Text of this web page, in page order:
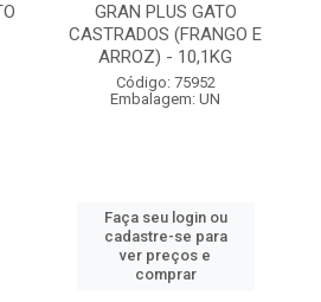
GRAN PLUS GATO
CASTRADOS (FRANGO E
ARROZ) - 10,1KG
Código: 75952
Embalagem: UN
Faça seu login ou
cadastre-se para
ver preços e
comprar